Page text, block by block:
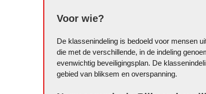
Voor wie?
De klassenindeling is bedoeld voor mensen
die met de verschillende, in de indeling
evenwichtig beveiligingsplan. De
gebied van bliksem en overspanning.